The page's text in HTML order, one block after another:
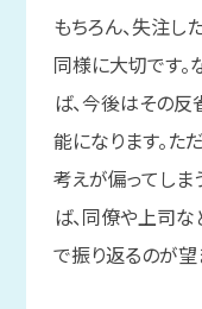
もちろん、失注し
同様に大切です
ば、今後はその
能になります。た
考えが偏ってしま
ば、同僚や上司
で振り返るのが望